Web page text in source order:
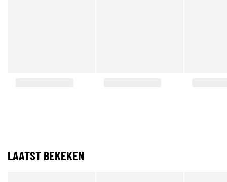
LAATST BEKEKEN